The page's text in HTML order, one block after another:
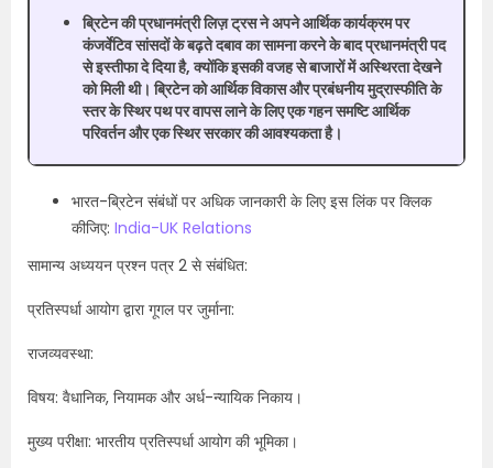
ब्रिटेन की प्रधानमंत्री लिज़ ट्रस ने अपने आर्थिक कार्यक्रम पर
कंजर्वेटिव सांसदों के बढ़ते दबाव का सामना करने के बाद प्रधानमंत्री पद
से इस्तीफा दे दिया है, क्योंकि इसकी वजह से बाजारों में अस्थिरता देखने
को मिली थी। ब्रिटेन को आर्थिक विकास और प्रबंधनीय मुद्रास्फीति के
स्तर के स्थिर पथ पर वापस लाने के लिए एक गहन समष्टि आर्थिक
परिवर्तन और एक स्थिर सरकार की आवश्यकता है।
भारत-ब्रिटेन संबंधों पर अधिक जानकारी के लिए इस लिंक पर क्लिक
कीजिए: India-UK Relations
सामान्य अध्ययन प्रश्न पत्र 2 से संबंधित:
प्रतिस्पर्धा आयोग द्वारा गूगल पर जुर्माना:
राजव्यवस्था:
विषय: वैधानिक, नियामक और अर्ध-न्यायिक निकाय।
मुख्य परीक्षा: भारतीय प्रतिस्पर्धा आयोग की भूमिका।